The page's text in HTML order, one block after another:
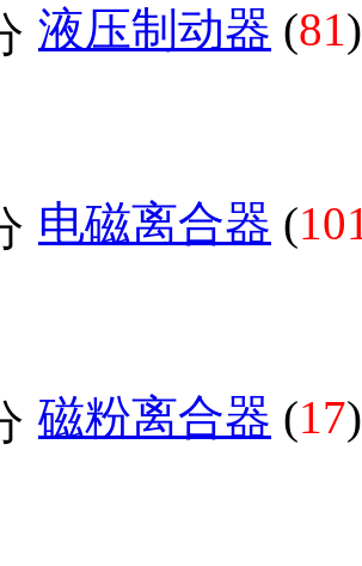
液压制动器 (81)
电磁离合器 (
磁粉离合器 (17)